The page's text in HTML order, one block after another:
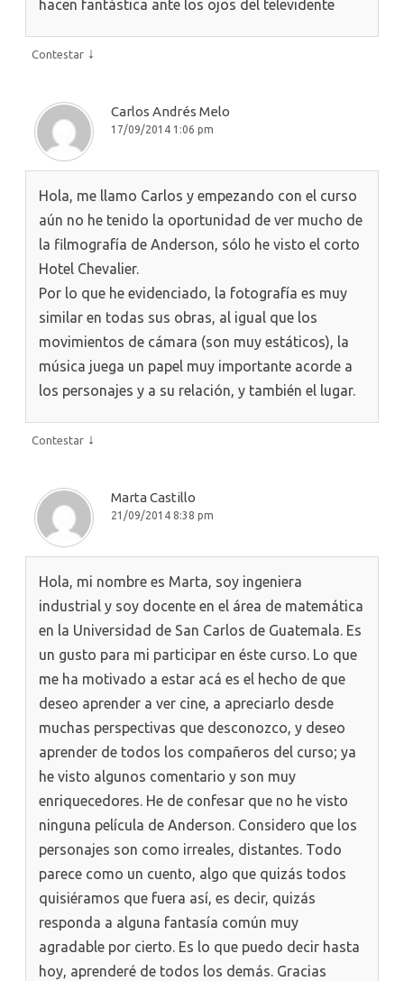
hacen fantástica ante los ojos del televidente
Contestar ↓
Carlos Andrés Melo
17/09/2014 1:06 pm
Hola, me llamo Carlos y empezando con el curso
aún no he tenido la oportunidad de ver mucho de
la filmografía de Anderson, sólo he visto el corto
Hotel Chevalier.
Por lo que he evidenciado, la fotografía es muy
similar en todas sus obras, al igual que los
movimientos de cámara (son muy estáticos), la
música juega un papel muy importante acorde a
los personajes y a su relación, y también el lugar.
Contestar ↓
Marta Castillo
21/09/2014 8:38 pm
Hola, mi nombre es Marta, soy ingeniera
industrial y soy docente en el área de matemática
en la Universidad de San Carlos de Guatemala. Es
un gusto para mi participar en éste curso. Lo que
me ha motivado a estar acá es el hecho de que
deseo aprender a ver cine, a apreciarlo desde
muchas perspectivas que desconozco, y deseo
aprender de todos los compañeros del curso; ya
he visto algunos comentario y son muy
enriquecedores. He de confesar que no he visto
ninguna película de Anderson. Considero que los
personajes son como irreales, distantes. Todo
parece como un cuento, algo que quizás todos
quisiéramos que fuera así, es decir, quizás
responda a alguna fantasía común muy
agradable por cierto. Es lo que puedo decir hasta
hoy, aprenderé de todos los demás. Gracias